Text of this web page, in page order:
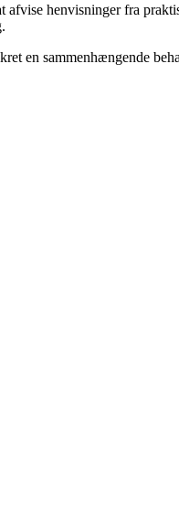
afvise henvisninger fra
en sammenhængende